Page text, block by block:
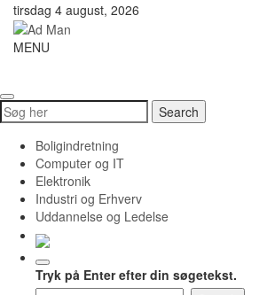
Skip
content
tirsdag 4 august, 2026
Ad
MENU
Search
for:
Search
Boligindretning
Computer og IT
Elektronik
Industri og Erhverv
Uddannelse og Ledelse
Tryk på Enter efter din søgetekst.